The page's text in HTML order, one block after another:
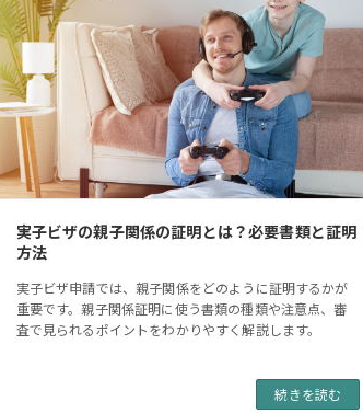
実子ビザの親子関係の証明とは？必要書類と証明
方法
実子ビザ申請では、親子関係をどのように証明するかが
重要です。親子関係証明に使う書類の種類や注意点、審
査で見られるポイントをわかりやすく解説します。
続きを読む